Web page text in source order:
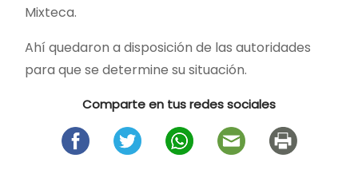
Mixteca.
Ahí quedaron a disposición de las autoridades
para que se determine su situación.
Comparte en tus redes sociales